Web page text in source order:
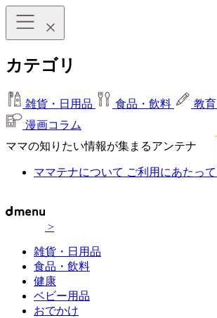
カテゴリ
雑貨・日用品 食品・飲料 教育
漫画コラム
ママの知りたい情報が集まるアンテナ
ママテナについて ご利用にあたって
>
雑貨・日用品
食品・飲料
健康
ベビー用品
おでかけ